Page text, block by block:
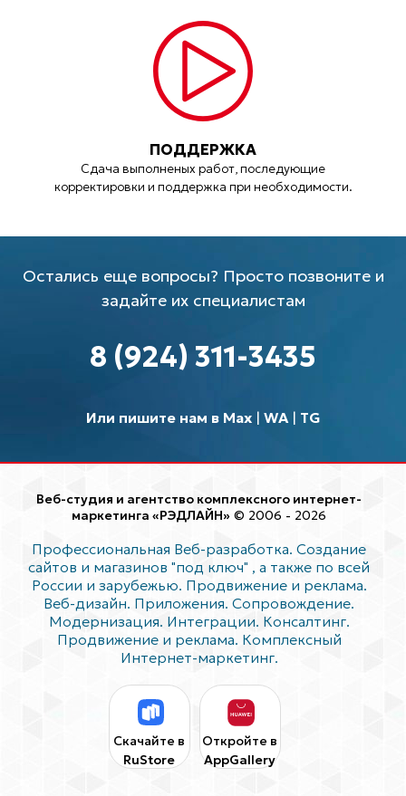
ПОДДЕРЖКА
Сдача выполненых работ, последующие
корректировки и поддержка при необходимости.
Остались еще вопросы? Просто позвоните и
задайте их специалистам
8 (924) 311-3435
Или пишите нам в Max| WA| TG
Веб-студия и агентство комплексного интернет-
маркетинга «РЭДЛАЙН» © 2006 - 2026
Профессиональная Веб-разработка. Создание
сайтов и магазинов "под ключ" , а также по всей
России и зарубежью. Продвижение и реклама.
Веб-дизайн. Приложения. Сопровождение.
Модернизация. Интеграции. Консалтинг.
Продвижение и реклама. Комплексный
Интернет-маркетинг.
Скачайте в
RuStore
Откройте в
AppGallery